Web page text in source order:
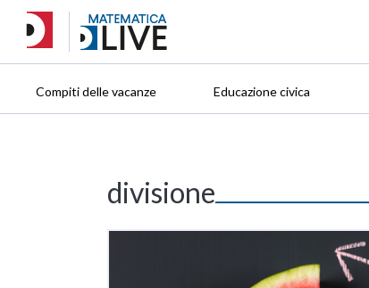
Compiti delle vacanze Educazione civica
divisione